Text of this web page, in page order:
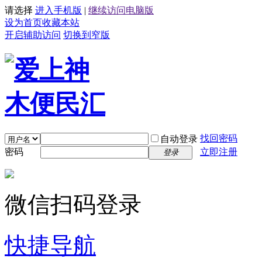
请选择 进入手机版 | 继续访问电脑版
设为首页收藏本站
开启辅助访问 切换到窄版
自动登录 找回密码
密码
登录 立即注册
微信扫码登录
快捷导航